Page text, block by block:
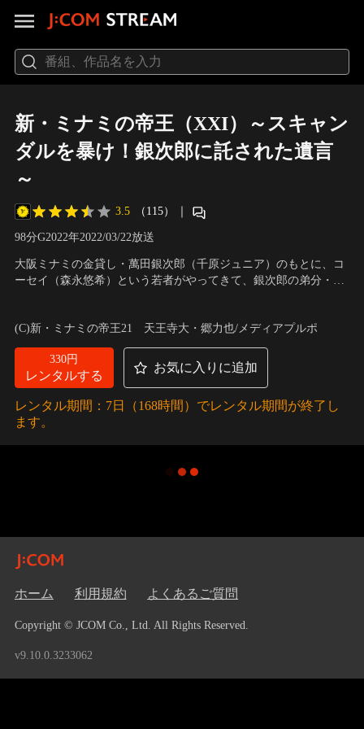
新・ミナミの帝王（XXI）～スキャン
ダルを暴け！銀次郎に託された遺言
～
3.5 （115） ｜
98分G2022年2022/03/22放送
大阪ミナミの金貸し・萬田銀次郎（千原ジュニア）のもとに、コ
ーセイ（森永悠希）という若者がやってきて、銀次郎の弟分・坂
った。夫の借金などまったく知らなかった妻の紗耶（松本妃代）
は銀次郎から…。
著作：メディアプルポ
(C)新・ミナミの帝王21 天王寺大・郷力也/メディアプルポ
330円
レンタルする
お気に入りに追加
レンタル期間：7日（168時間）でレンタル期間が終了し
ます。
ホーム 利用規約 よくあるご質問
Copyright © JCOM Co., Ltd. All Rights Reserved.
v9.10.0.3233062